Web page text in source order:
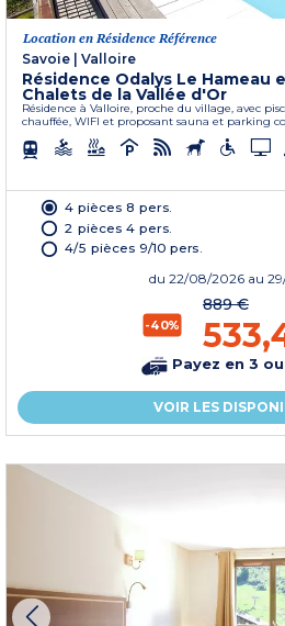
Location en Résidence Référence
Savoie | Valloire
Résidence Odalys Le Hameau
Chalets de la Vallée d'Or
Résidence à Valloire, proche du village, avec
chauffée, WIFI et proposant sauna et parking
4 pièces 8 pers.
2 pièces 4 pers.
4/5 pièces 9/10 pers.
du 22/08/2026 au
-40%
889 €
Payez en 3
VOIR LES